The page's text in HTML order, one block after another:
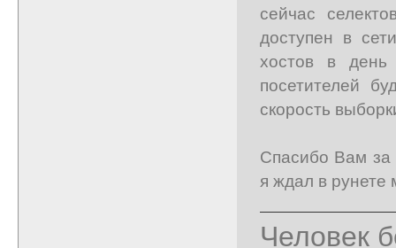
сейчас
доступен в
хостов в
посетителей
скорость
Спасибо Вам за
я ждал в рунете
Человек